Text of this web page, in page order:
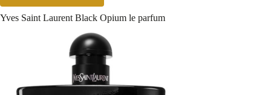
Yves Saint Laurent Black Opium le parfum